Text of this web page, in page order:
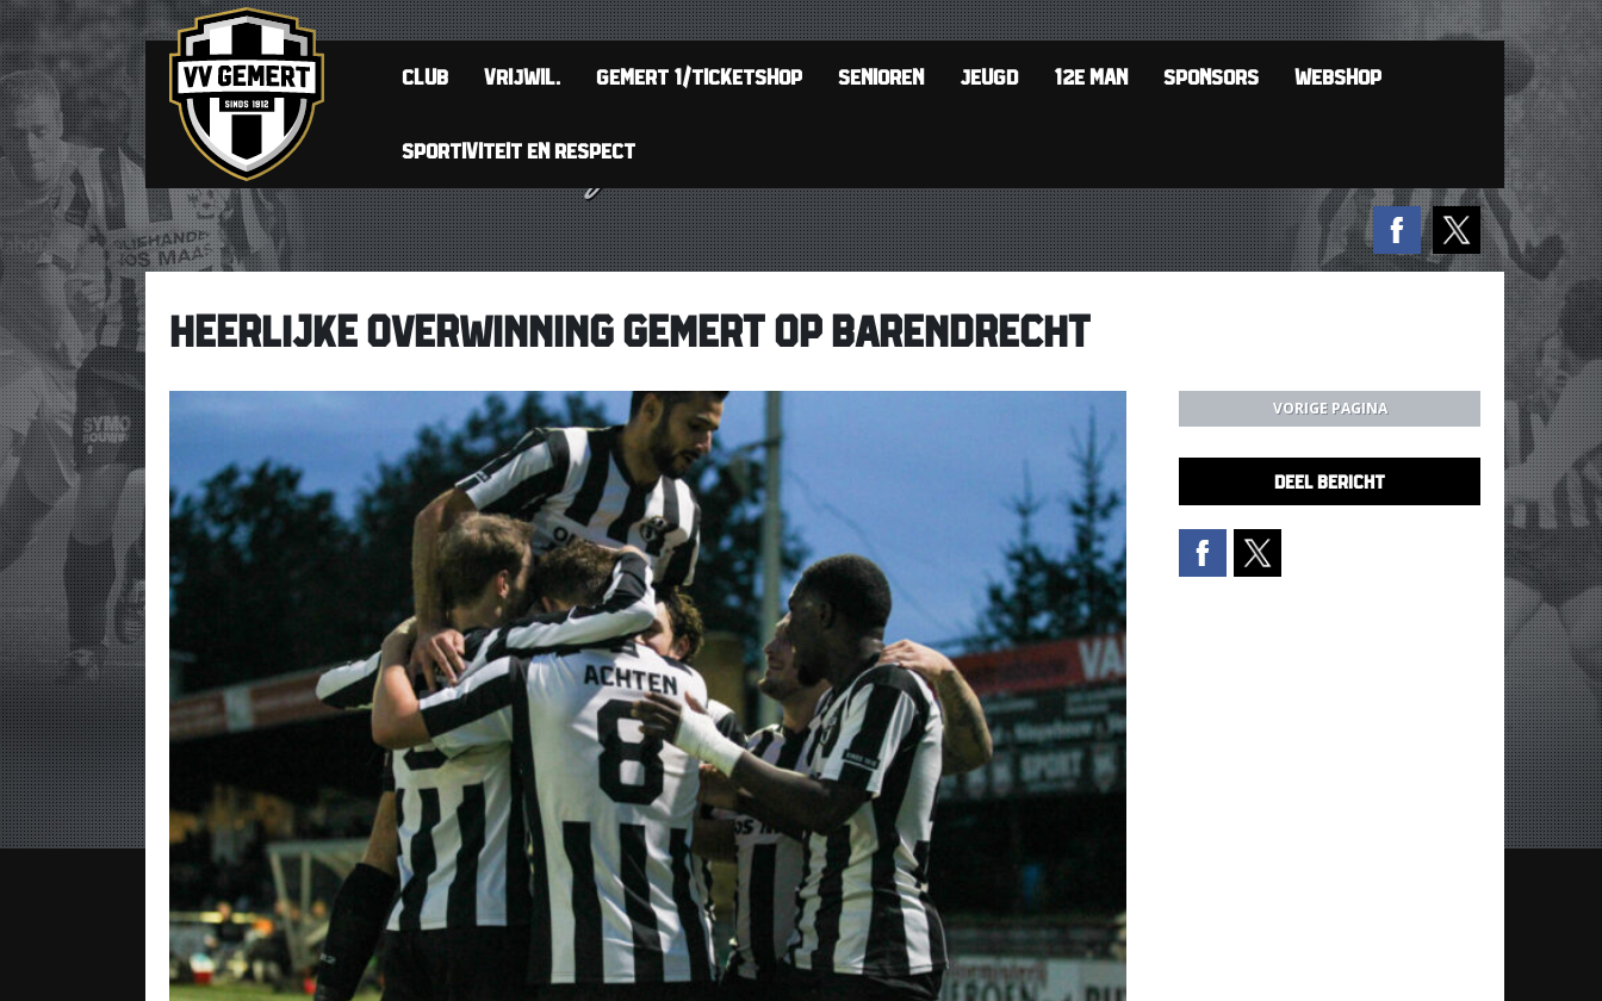
CLUB VRIJWIL. GEMERT 1/TICKETSHOP SENIOREN JEUGD 12E MAN SPONSORS WEBSHOP
SPORTIVITEIT EN RESPECT
HEERLIJKE OVERWINNING GEMERT OP BARENDRECHT
VORIGE PAGINA
DEEL BERICHT